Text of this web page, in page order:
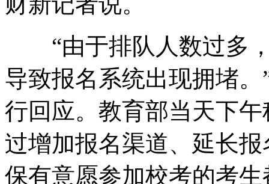
“由于排队人数过多，
导致报名系统出现拥堵
行回应。教育部当天下
过增加报名渠道、延长
保有意愿参加校考的考